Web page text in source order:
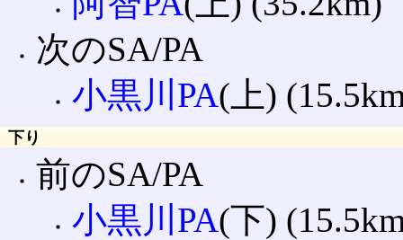
次のSA/PA
小黒川PA(上)
下り
前のSA/PA
小黒川PA(下)